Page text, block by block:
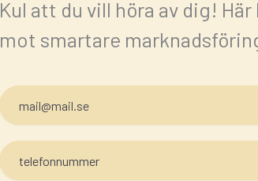
Kul att du vill höra av dig!
mot smartare